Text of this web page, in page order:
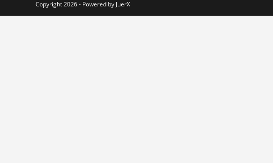
Copyright 2026 - Powered by JuerX